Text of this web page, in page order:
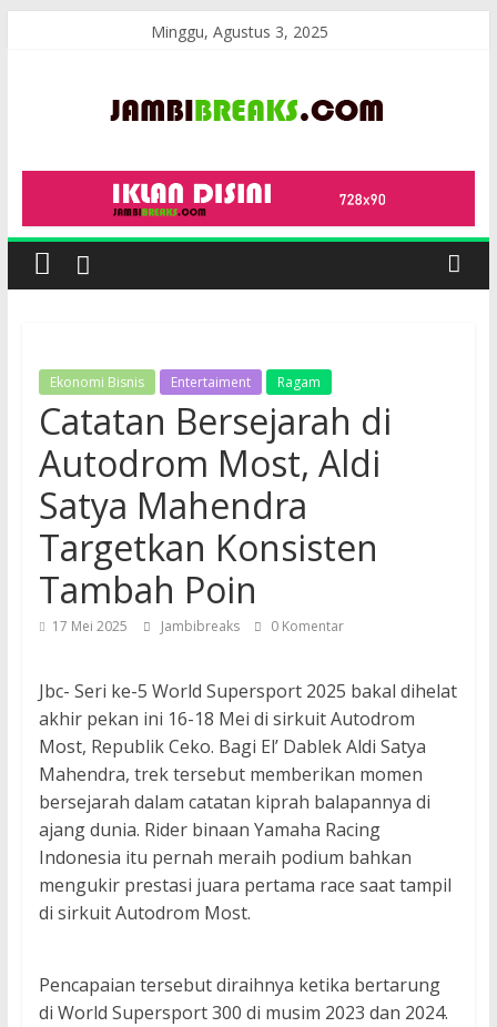
Minggu, Agustus 3, 2025
JambiBreaks
Ekonomi Bisnis Entertaiment Ragam
Catatan Bersejarah di
Autodrom Most, Aldi
Satya Mahendra
Targetkan Konsisten
Tambah Poin
17 Mei 2025 Jambibreaks 0 Komentar
Jbc- Seri ke-5 World Supersport 2025 bakal dihelat
akhir pekan ini 16-18 Mei di sirkuit Autodrom
Most, Republik Ceko. Bagi El’ Dablek Aldi Satya
Mahendra, trek tersebut memberikan momen
bersejarah dalam catatan kiprah balapannya di
ajang dunia. Rider binaan Yamaha Racing
Indonesia itu pernah meraih podium bahkan
mengukir prestasi juara pertama race saat tampil
di sirkuit Autodrom Most.
Pencapaian tersebut diraihnya ketika bertarung
di World Supersport 300 di musim 2023 dan 2024.